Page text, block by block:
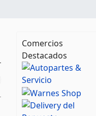
Comercios
Destacados